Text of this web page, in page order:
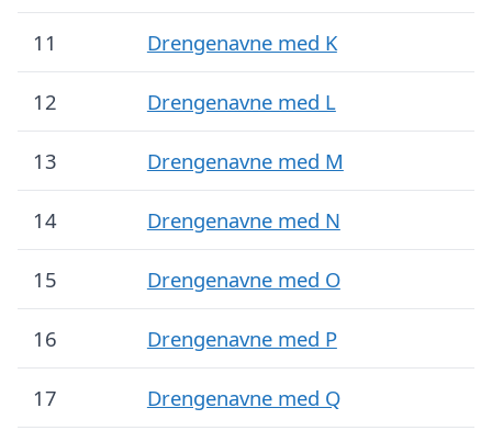
11 Drengenavne med K
12 Drengenavne med L
13 Drengenavne med M
14 Drengenavne med N
15 Drengenavne med O
16 Drengenavne med P
17 Drengenavne med Q